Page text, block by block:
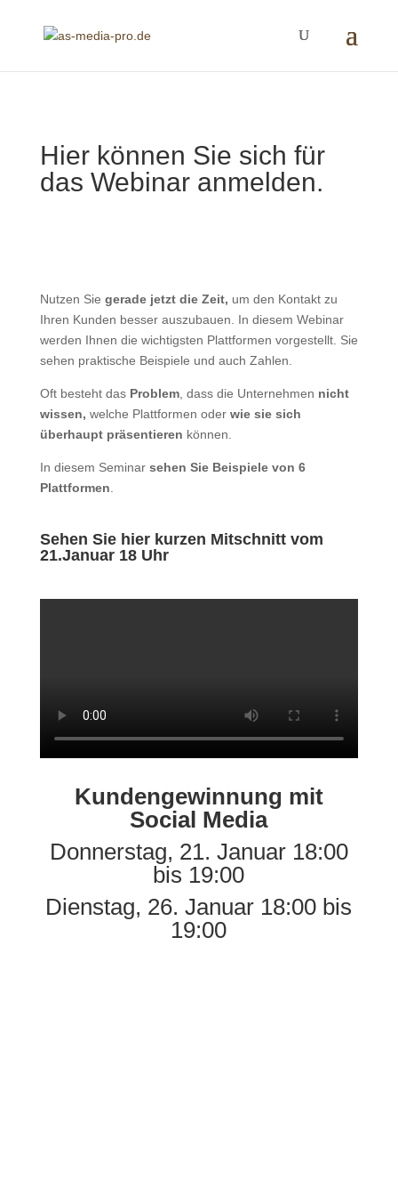
Hier können Sie sich für
das Webinar anmelden.
Nutzen Sie gerade jetzt die Zeit, um den Kontakt zu
Ihren Kunden besser auszubauen. In diesem Webinar
werden Ihnen die wichtigsten Plattformen vorgestellt. Sie
sehen praktische Beispiele und auch Zahlen.
Oft besteht das Problem, dass die Unternehmen nicht
wissen, welche Plattformen oder wie sie sich
überhaupt präsentieren können.
In diesem Seminar sehen Sie Beispiele von 6
Plattformen
Sehen Sie hier kurzen Mitschnitt vom
21.Januar 18 Uhr
Kundengewinnung mit
Social Media
Donnerstag, 21. Januar 18:00
bis 19:00
Dienstag, 26. Januar 18:00 bis
19:00